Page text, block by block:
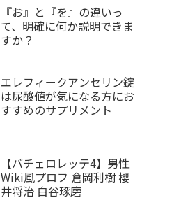
『お』と『を』の違いっ
て、明確に何か説明できま
すか？
エレフィークアンセリン錠
は尿酸値が気になる方にお
すすめのサプリメント
【バチェロレッテ4】男性
Wiki風プロフ 倉岡利樹 櫻
井将治 白谷琢磨